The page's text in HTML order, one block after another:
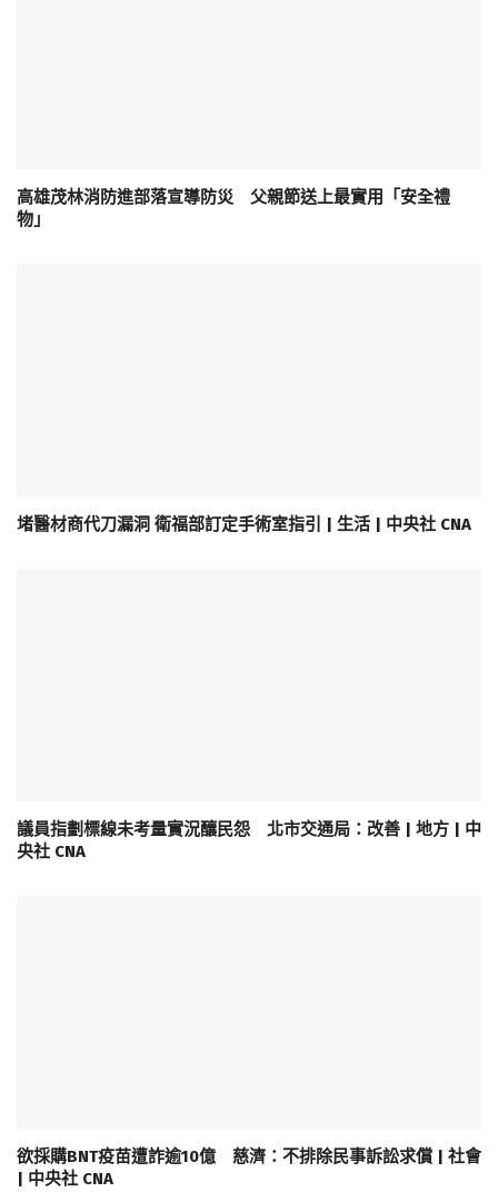
高雄茂林消防進部落宣導防災 父親節送上最實用「安全禮
物」
堵醫材商代刀漏洞 衛福部訂定手術室指引 | 生活 | 中央社 CNA
議員指劃標線未考量實況釀民怨 北市交通局：改善 | 地方 | 中
央社 CNA
欲採購BNT疫苗遭詐逾10億 慈濟：不排除民事訴訟求償 | 社會
| 中央社 CNA